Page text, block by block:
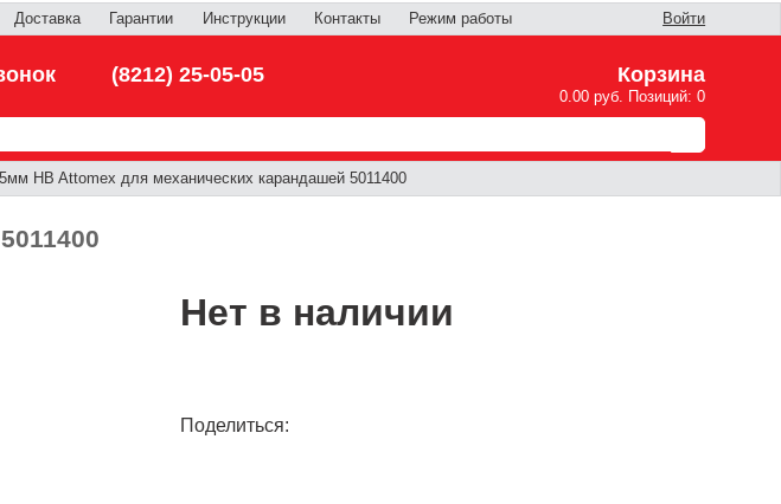
Доставка Гарантии Инструкции Контакты Режим работы Войти
(8212) 25-05-05 Корзина
0.00 руб. Позиций: 0
HB Attomex для механических карандашей 5011400
Нет в наличии
Поделиться: